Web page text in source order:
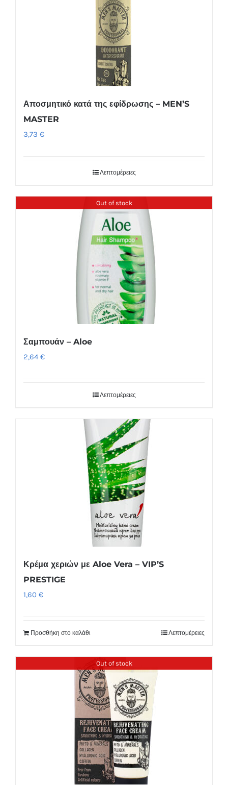
Αποσμητικό κατά της εφίδρωσης – MEN’S
MASTER
3,73 €
Λεπτομέρειες
Out of stock
Σαμπουάν – Aloe
2,64 €
Λεπτομέρειες
Κρέμα χεριών με Aloe Vera – VIP’S
PRESTIGE
1,60 €
Προσθήκη στο καλάθι Λεπτομέρειες
Out of stock